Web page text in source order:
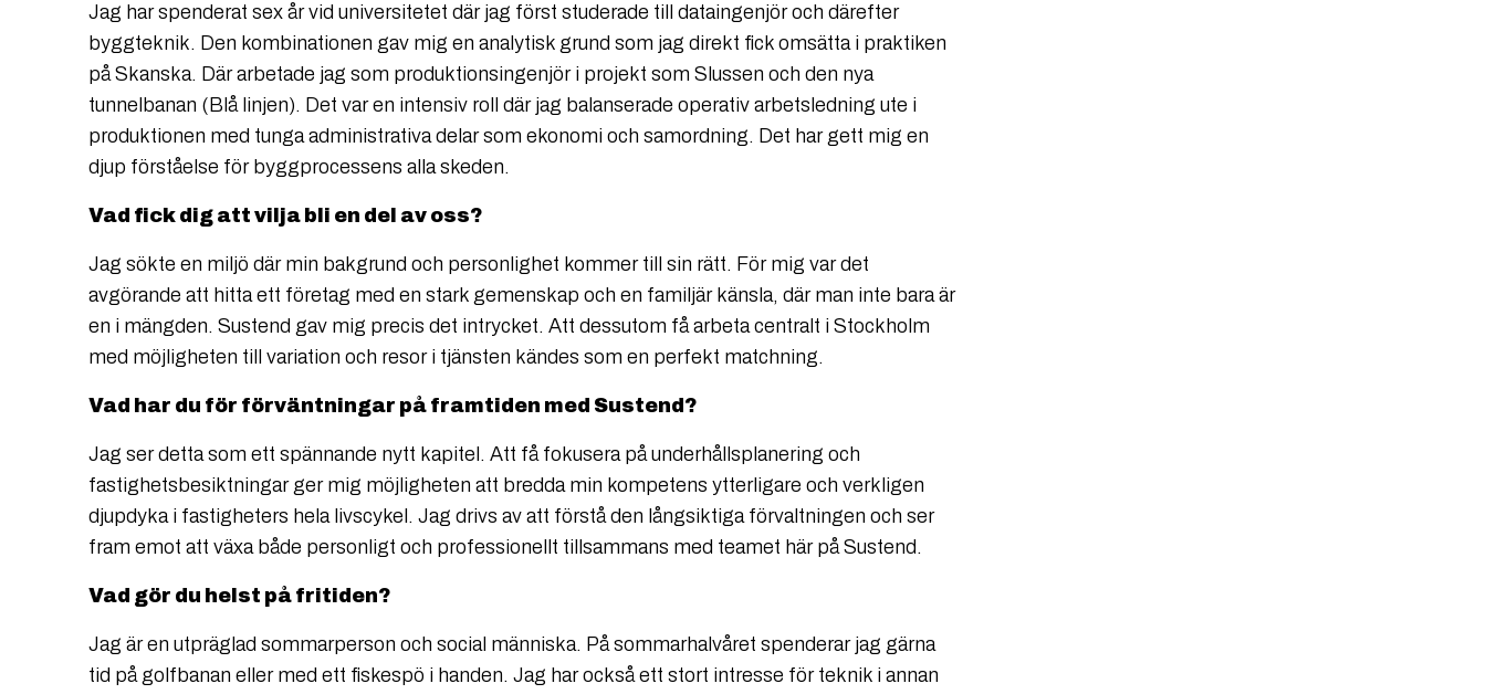
Jag har spenderat sex år vid universitetet där jag först studerade till dataingenjör och därefter
byggteknik. Den kombinationen gav mig en analytisk grund som jag direkt fick omsätta i praktiken
på Skanska. Där arbetade jag som produktionsingenjör i projekt som Slussen och den nya
tunnelbanan (Blå linjen). Det var en intensiv roll där jag balanserade operativ arbetsledning ute i
produktionen med tunga administrativa delar som ekonomi och samordning. Det har gett mig en
djup förståelse för byggprocessens alla skeden.
Vad fick dig att vilja bli en del av oss?
Jag sökte en miljö där min bakgrund och personlighet kommer till sin rätt. För mig var det
avgörande att hitta ett företag med en stark gemenskap och en familjär känsla, där man inte bara är
en i mängden. Sustend gav mig precis det intrycket. Att dessutom få arbeta centralt i Stockholm
med möjligheten till variation och resor i tjänsten kändes som en perfekt matchning.
Vad har du för förväntningar på framtiden med Sustend?
Jag ser detta som ett spännande nytt kapitel. Att få fokusera på underhållsplanering och
fastighetsbesiktningar ger mig möjligheten att bredda min kompetens ytterligare och verkligen
djupdyka i fastigheters hela livscykel. Jag drivs av att förstå den långsiktiga förvaltningen och ser
fram emot att växa både personligt och professionellt tillsammans med teamet här på Sustend.
Vad gör du helst på fritiden?
Jag är en utpräglad sommarperson och social människa. På sommarhalvåret spenderar jag gärna
tid på golfbanan eller med ett fiskespö i handen. Jag har också ett stort intresse för teknik i annan